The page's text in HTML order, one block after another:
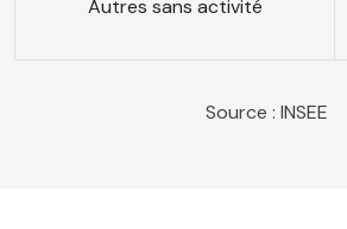
Autres sans activité
Source : INSEE